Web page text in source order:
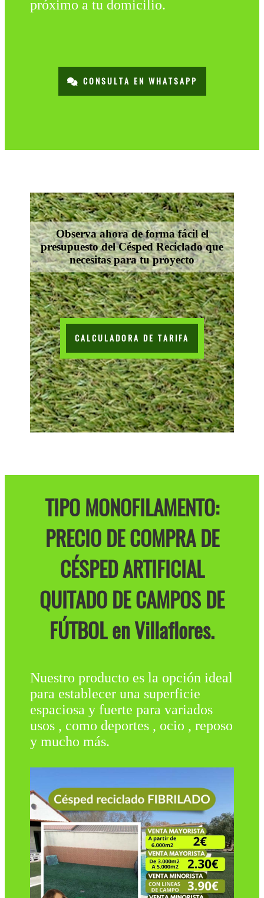
próximo a tu domicilio.
CONSULTA EN WHATSAPP
Observa ahora de forma fácil el
presupuesto del Césped Reciclado que
necesitas para tu proyecto
CALCULADORA DE TARIFA
TIPO MONOFILAMENTO:
PRECIO DE COMPRA DE
CÉSPED ARTIFICIAL
QUITADO DE CAMPOS DE
FÚTBOL en Villaflores.
Nuestro producto es la opción ideal
para establecer una superficie
espaciosa y fuerte para variados
usos , como deportes , ocio , reposo
y mucho más.